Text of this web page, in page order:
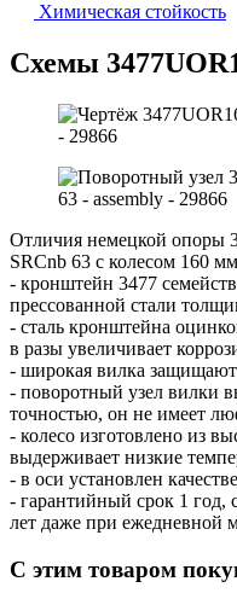
Химическая стойкость
Схемы
Отличия немецкой опоры
SRCnb 63 с колесом 160
- кронштейн 3477
прессованной стали
- сталь кронштейна
в разы увеличивает
- широкая вилка
- поворотный узел вилки
точностью, он не имеет
- колесо изготовлено из
выдерживает низкие
- в оси установлен
- гарантийный срок 1 год,
лет даже при ежедневной
С этим товаром